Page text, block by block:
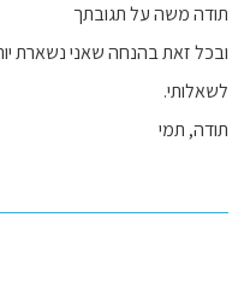
תודה משה על תגובתך
ובכל זאת בהנחה שאני נשארת
לשאלותי.
תודה, תמי